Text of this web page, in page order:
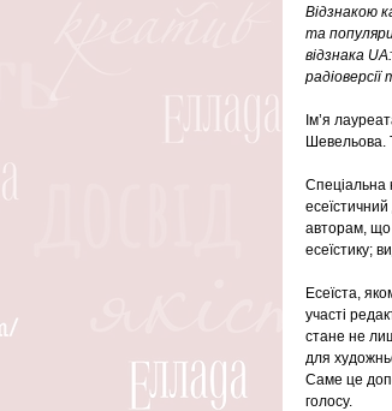
Відзнакою
та
відзнака
Ім’я
Шевельова.
Спеціальна
авторам, що
есеїстику;
Есеїста,
участі
стане не
для
Саме це
голосу.